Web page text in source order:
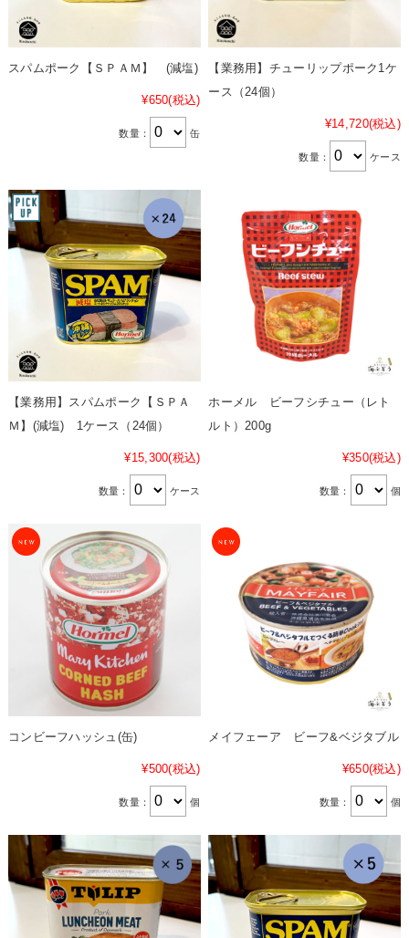
スパムポーク【ＳＰＡＭ】 (減塩)
¥650(税込)
数量： 缶
【業務用】チューリップポーク1ケ
ース（24個）
¥14,720(税込)
数量： ケース
【業務用】スパムポーク【ＳＰＡ
Ｍ】(減塩) 1ケース（24個）
¥15,300(税込)
数量： ケース
ホーメル ビーフシチュー（レト
ルト）200g
¥350(税込)
数量： 個
コンビーフハッシュ(缶)
¥500(税込)
数量： 個
メイフェーア ビーフ&ベジタブル
¥650(税込)
数量： 個